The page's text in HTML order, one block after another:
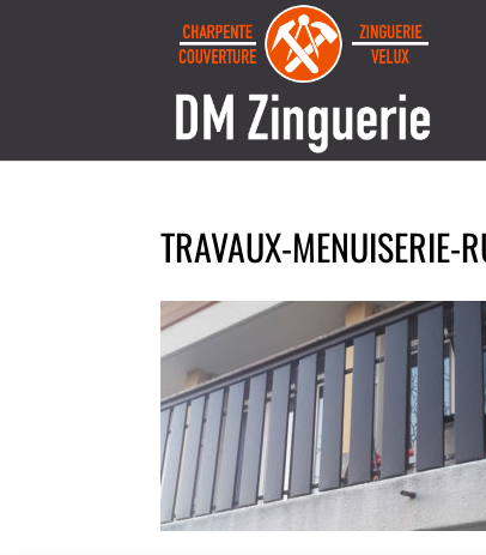
TRAVAUX-MENUISERIE-